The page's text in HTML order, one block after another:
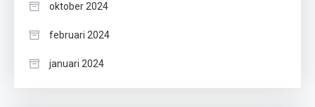
oktober 2024
februari 2024
januari 2024